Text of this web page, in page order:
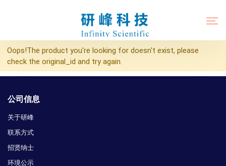
Oops!The product you're looking for doesn't exist, please
check the original_id and try again.
公司信息
关于研峰
联系方式
招贤纳士
环境公示